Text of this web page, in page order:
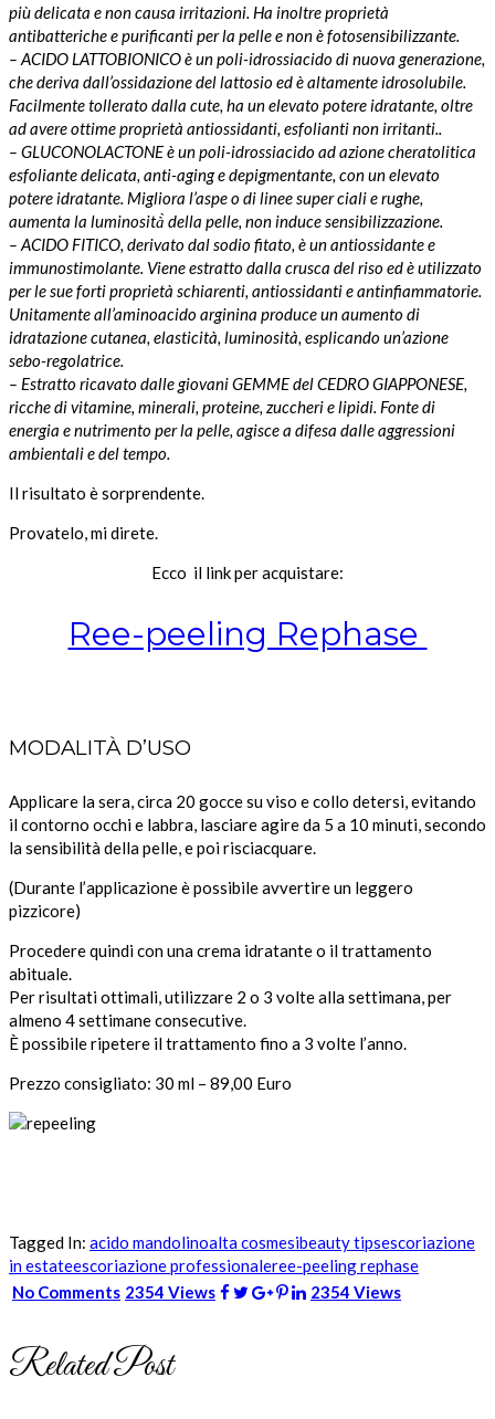
più delicata e non causa irritazioni. Ha inoltre proprietà
antibatteriche e purificanti per la pelle e non è fotosensibilizzante.
– ACIDO LATTOBIONICO è un poli-idrossiacido di nuova generazione,
che deriva dall’ossidazione del lattosio ed è altamente idrosolubile.
Facilmente tollerato dalla cute, ha un elevato potere idratante, oltre
ad avere ottime proprietà antiossidanti, esfolianti non irritanti..
– GLUCONOLACTONE è un poli-idrossiacido ad azione cheratolitica
esfoliante delicata, anti-aging e depigmentante, con un elevato
potere idratante. Migliora l’aspe o di linee super ciali e rughe,
aumenta la luminosità̀ della pelle, non induce sensibilizzazione.
– ACIDO FITICO, derivato dal sodio fitato, è un antiossidante e
immunostimolante. Viene estratto dalla crusca del riso ed è utilizzato
per le sue forti proprietà schiarenti, antiossidanti e antinfiammatorie.
Unitamente all’aminoacido arginina produce un aumento di
idratazione cutanea, elasticità, luminosità, esplicando un’azione
sebo-regolatrice.
– Estratto ricavato dalle giovani GEMME del CEDRO GIAPPONESE,
ricche di vitamine, minerali, proteine, zuccheri e lipidi. Fonte di
energia e nutrimento per la pelle, agisce a difesa dalle aggressioni
ambientali e del tempo.
Il risultato è sorprendente.
Provatelo, mi direte.
Ecco il link per acquistare:
Ree-peeling Rephase
MODALITÀ D’USO
Applicare la sera, circa 20 gocce su viso e collo detersi, evitando
il contorno occhi e labbra, lasciare agire da 5 a 10 minuti, secondo
la sensibilità della pelle, e poi risciacquare.
(Durante l’applicazione è possibile avvertire un leggero
pizzicore)
Procedere quindi con una crema idratante o il trattamento
abituale.
Per risultati ottimali, utilizzare 2 o 3 volte alla settimana, per
almeno 4 settimane consecutive.
È possibile ripetere il trattamento fino a 3 volte l’anno.
Prezzo consigliato: 30 ml – 89,00 Euro
Tagged In: acido mandolinoalta cosmesibeauty tipsescoriazione
in estateescoriazione professionaleree-peeling rephase
No Comments 2354 Views 2354 Views
Related Post